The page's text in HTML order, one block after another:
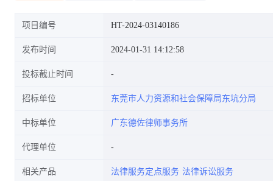
定点议价采购合同的合同公告
项目编号 HT-2024-03140186
发布时间 2024-01-31 14:12:58
投标截止时间
招标单位 东莞市人力资源和社会保障局东坑分局
中标单位 广东德佐律师事务所
代理单位
相关产品 法律服务定点服务 法律诉讼服务